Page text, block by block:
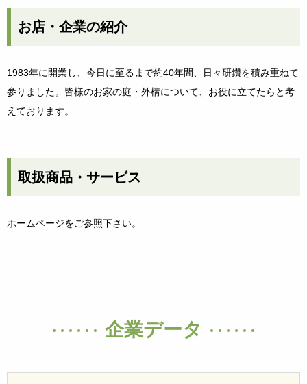
お店・企業の紹介
1983年に開業し、今日に至るまで約40年間、日々研鑽を積み重ねて
参りました。皆様のお家の庭・外構について、お役に立てたらと考
えております。
取扱商品・サービス
ホームページをご参照下さい。
企業データ